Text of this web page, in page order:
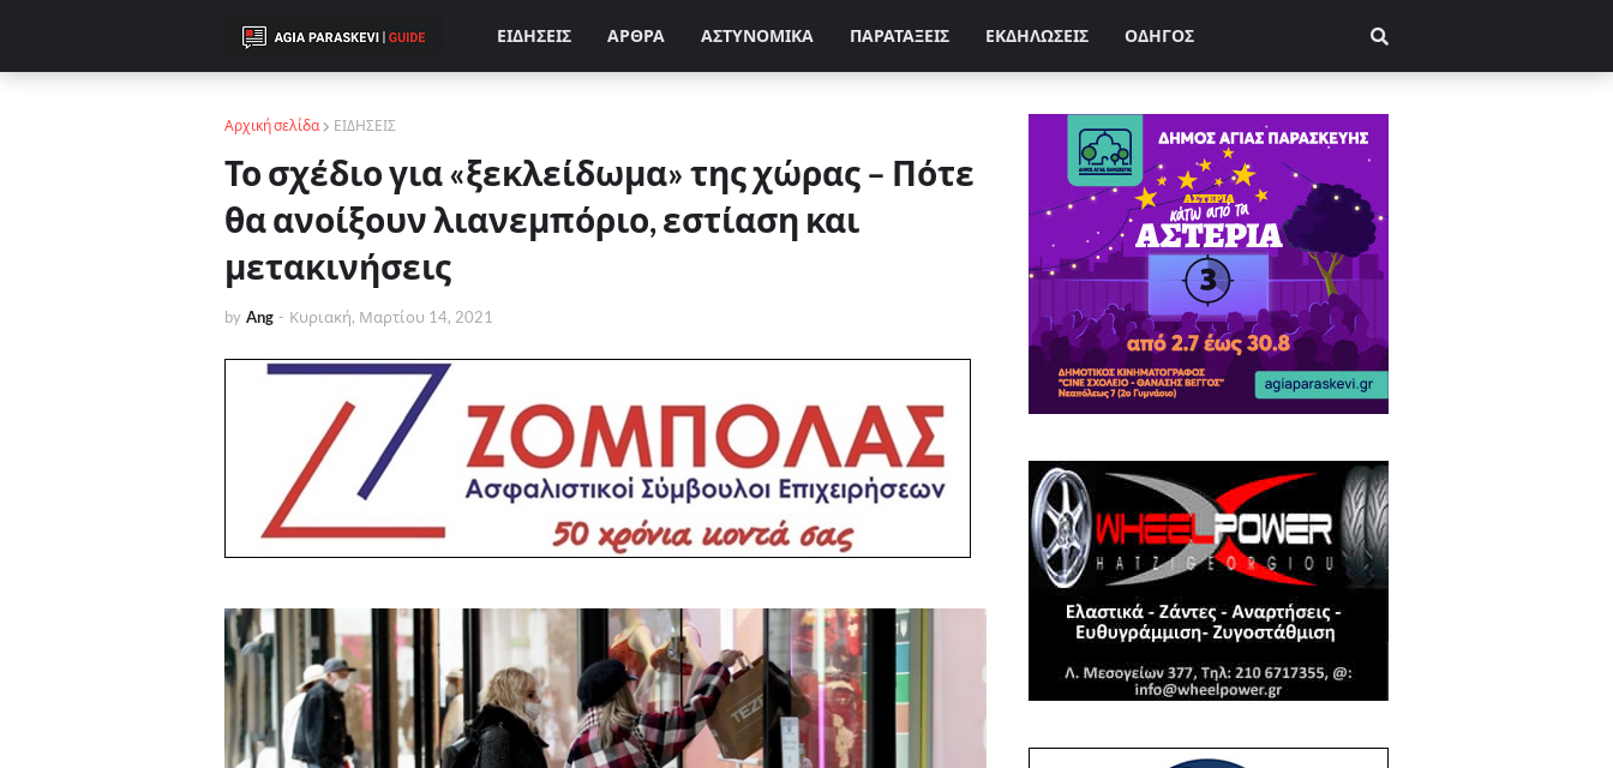
ΕΙΔΗΣΕΙΣ ΑΡΘΡΑ ΑΣΤΥΝΟΜΙΚΑ ΠΑΡΑΤΑΞΕΙΣ ΕΚΔΗΛΩΣΕΙΣ ΟΔΗΓΟΣ
Αρχική σελίδα ΕΙΔΗΣΕΙΣ
Το σχέδιο για «ξεκλείδωμα» της χώρας – Πότε
θα ανοίξουν λιανεμπόριο, εστίαση και
μετακινήσεις
by Ang - Κυριακή, Μαρτίου 14, 2021